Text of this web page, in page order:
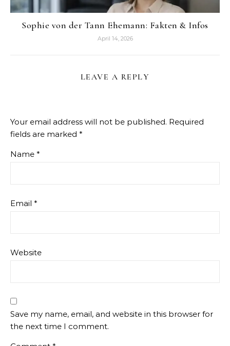
Sophie von der Tann Ehemann: Fakten & Infos
April 14, 2026
LEAVE A REPLY
Your email address will not be published. Required
fields are marked *
Name *
Email *
Website
Save my name, email, and website in this browser for
the next time I comment.